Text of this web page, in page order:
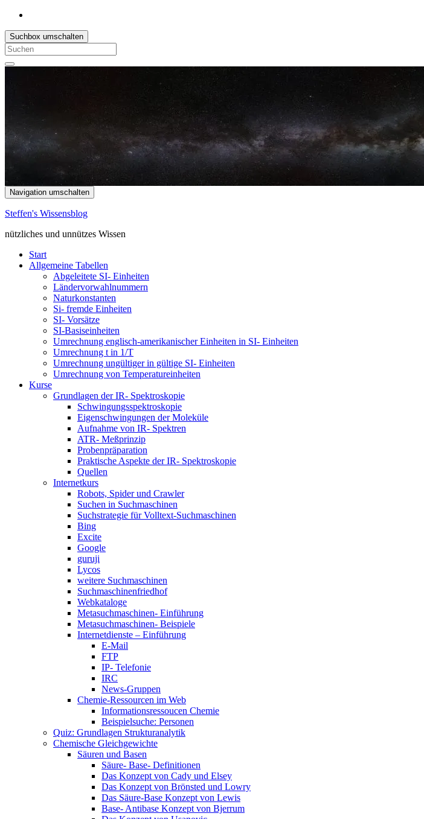
Suchbox umschalten
Search
for:
Navigation umschalten
Steffen's Wissensblog
nützliches und unnützes Wissen
Start
Allgemeine Tabellen
Abgeleitete SI- Einheiten
Ländervorwahlnummern
Naturkonstanten
Si- fremde Einheiten
SI- Vorsätze
SI-Basiseinheiten
Umrechnung englisch-amerikanischer Einheiten in SI- Einheiten
Umrechnung t in 1/T
Umrechnung ungültiger in gültige SI- Einheiten
Umrechnung von Temperatureinheiten
Kurse
Grundlagen der IR- Spektroskopie
Schwingungsspektroskopie
Eigenschwingungen der Moleküle
Aufnahme von IR- Spektren
ATR- Meßprinzip
Probenpräparation
Praktische Aspekte der IR- Spektroskopie
Quellen
Internetkurs
Robots, Spider und Crawler
Suchen in Suchmaschinen
Suchstrategie für Volltext-Suchmaschinen
Bing
Excite
Google
guruji
Lycos
weitere Suchmaschinen
Suchmaschinenfriedhof
Webkataloge
Metasuchmaschinen- Einführung
Metasuchmaschinen- Beispiele
Internetdienste – Einführung
E-Mail
FTP
IP- Telefonie
IRC
News-Gruppen
Chemie-Ressourcen im Web
Informationsressoucen Chemie
Beispielsuche: Personen
Quiz: Grundlagen Strukturanalytik
Chemische Gleichgewichte
Säuren und Basen
Säure- Base- Definitionen
Das Konzept von Cady und Elsey
Das Konzept von Brönsted und Lowry
Das Säure-Base Konzept von Lewis
Base- Antibase Konzept von Bjerrum